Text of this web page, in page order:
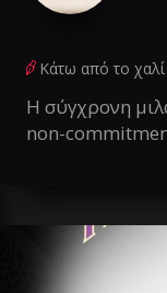
Κάτω από το χαλί
Η σύγχρονη
non-